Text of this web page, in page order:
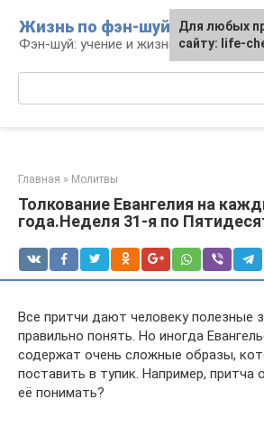
контенту
Жизнь по фэн-шуй
Фэн-шуй: учение и жизнь
Главная » Молитвы
Толкование Евангелия на
года.Неделя 31-я по
Все притчи дают человеку полезные
правильно понять. Но иногда
содержат очень сложные образы,
поставить в тупик. Например, притча
её понимать?
Для любых
сайту: life-
Для любых
сайту: life-